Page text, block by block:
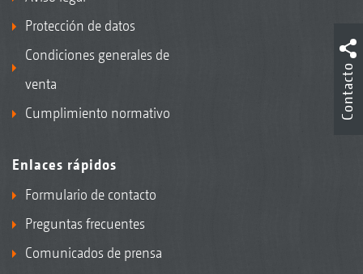
Protección de datos
Condiciones generales de
venta
Cumplimiento normativo
Enlaces rápidos
Formulario de contacto
Preguntas frecuentes
Comunicados de prensa
Contacto